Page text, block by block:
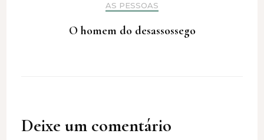
AS PESSOAS
O homem do desassossego
Deixe um comentário